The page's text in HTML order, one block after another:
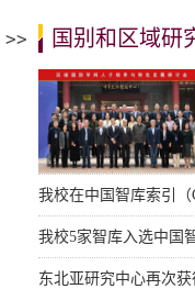
>> 国别和区域研
我校在中国智库索引
我校5家智库入选中国
东北亚研究中心再次